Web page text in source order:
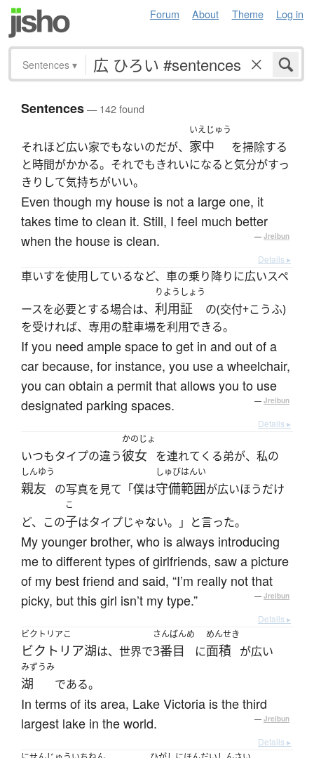
Forum About Theme Log in
Sentences ▾
Sentences— 142 found
それほど広い家でもないのだが、
いえじゅう
家中
を掃除する
と時間がかかる。それでもきれいになると気分がすっ
きりして気持ちがいい。
Even though my house is not a large one, it
takes time to clean it. Still, I feel much better
when the house is clean.
— Jreibun
Details ▸
車いすを使用しているなど、車の乗り降りに広いスペ
ースを必要とする場合は、
りようしょう
利用証
の(交付+こうふ)
を受ければ、専用の駐車場を利用できる。
If you need ample space to get in and out of a
car because, for instance, you use a wheelchair,
you can obtain a permit that allows you to use
designated parking spaces.
— Jreibun
Details ▸
いつもタイプの違う
かのじょ
彼女 を連れてくる弟が、私の
しんゆう
親友 の写真を見て「僕は
しゅびはんい
守備範囲が広いほうだけ
ど、この
こ
子はタイプじゃない。」と言った。
My younger brother, who is always introducing
me to different types of girlfriends, saw a picture
of my best friend and said, “I’m really not that
picky, but this girl isn’t my type.”
— Jreibun
Details ▸
ビクトリアこ
ビクトリア湖は、世界で
さんばんめ
3番目 に
めんせき
面積 が広い
みずうみ
湖 である。
In terms of its area, Lake Victoria is the third
largest lake in the world.
— Jreibun
Details ▸